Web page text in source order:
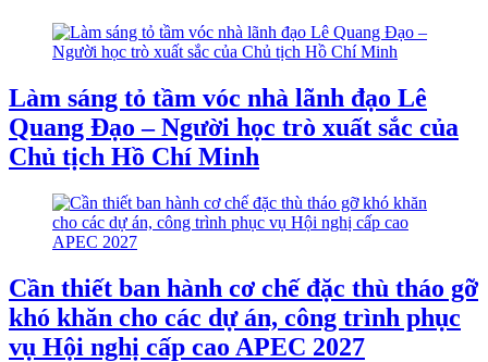
Làm sáng tỏ tầm vóc nhà lãnh đạo Lê
Quang Đạo – Người học trò xuất sắc của
Chủ tịch Hồ Chí Minh
Cần thiết ban hành cơ chế đặc thù tháo gỡ
khó khăn cho các dự án, công trình phục
vụ Hội nghị cấp cao APEC 2027